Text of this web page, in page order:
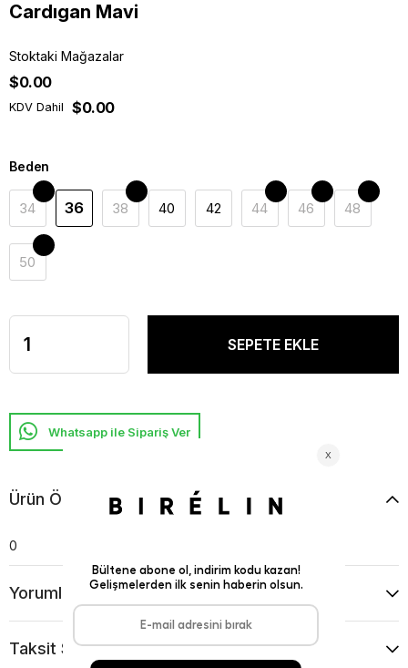
Cardıgan Mavi
Stoktaki Mağazalar
$0.00
KDV Dahil $0.00
Beden
34 36 38 40 42 44 46 48
50
Whatsapp ile Sipariş Ver
Ürün Özellikleri
0
Yorumlar (0)
Taksit Seçenekleri